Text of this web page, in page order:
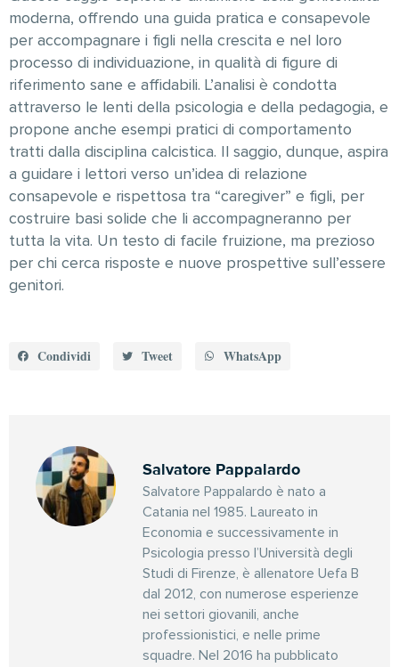
moderna, offrendo una guida pratica e consapevole
per accompagnare i figli nella crescita e nel loro
processo di individuazione, in qualità di figure di
riferimento sane e affidabili. L’analisi è condotta
attraverso le lenti della psicologia e della pedagogia, e
propone anche esempi pratici di comportamento
tratti dalla disciplina calcistica. Il saggio, dunque, aspira
a guidare i lettori verso un’idea di relazione
consapevole e rispettosa tra “caregiver” e figli, per
costruire basi solide che li accompagneranno per
tutta la vita. Un testo di facile fruizione, ma prezioso
per chi cerca risposte e nuove prospettive sull’essere
genitori.
Condividi Tweet WhatsApp
Salvatore Pappalardo
Salvatore Pappalardo è nato a
Catania nel 1985. Laureato in
Economia e successivamente in
Psicologia presso l’Università degli
Studi di Firenze, è allenatore Uefa B
dal 2012, con numerose esperienze
nei settori giovanili, anche
professionistici, e nelle prime
squadre. Nel 2016 ha pubblicato